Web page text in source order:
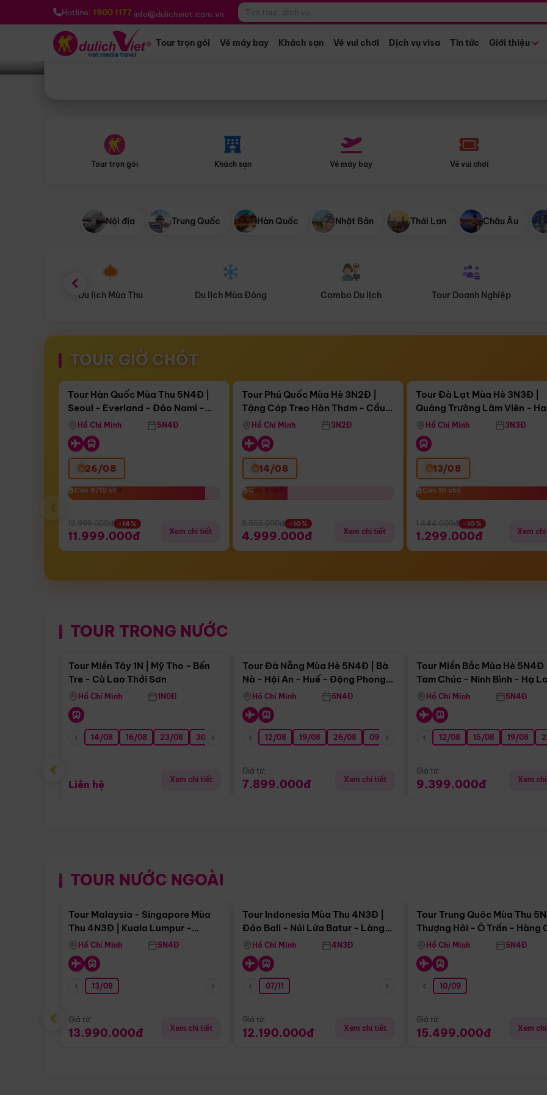
Hotline: 1900 1177 info@dulichviet.com.vn
Tour trọn gói Vé máy bay Khách sạn Vé vui chơi Dịch vụ visa Tin tức Giới thiệu
Bạn muốn đi đâu? *
Tour trọn gói Khách sạn Vé máy bay Vé vui chơi
Nội địa Trung Quốc Hàn Quốc Nhật Bản Thái Lan Châu Âu
Du lịch Mùa Đông Combo Du lịch Tour Doanh Nghiệp Du lịch Hành Hương
TOUR GIỜ CHÓT
Còn17 ngày 16:11:07
Bay Sun Phuquoc Airways
Điểm nổi bật
Tour Hàn Quốc Mùa Thu 5N4Đ |
Seoul - Everland - Đảo Nami -
Tháp Namsan (Bay Sun Phuquoc
Airways)
Hồ Chí Minh 5N4Đ
26/08
Còn 9/10 chỗ
Còn 9/10 chỗ
13.999.000đ -14%
11.999.000đ Xem chi tiết
Còn05 ngày 16:11:07
Tặng Cáp Treo Hòn Thơm
Tour Phú Quốc Mùa Hè 3N2Đ |
Tặng Cáp Treo Hòn Thơm - Cầu
Hôn - Công Viên Nước Aquatopia
Hồ Chí Minh 3N2Đ
14/08
Còn 3 chỗ
Còn 3 chỗ
5.555.000đ -10%
4.999.000đ Xem chi tiết
Còn04 ngày 16:11:07
Tour Đà Lạt Mùa Hè 3N3Đ |
Quảng Trường Lâm Viên -
Hill - Puppy Farm
Hồ Chí Minh 3N3Đ
13/08
Còn 10 chỗ
Còn 10 chỗ
1.444.000đ -10%
1.299.000đ Xem
‹
TOUR TRONG NƯỚC
Điểm nổi bật
Tour Miền Tây 1N | Mỹ Tho - Bến
Tre - Cù Lao Thới Sơn
Hồ Chí Minh 1N0Đ
14/08 16/08 23/08 30/08 06/09 13/09 20/09 27/09
Liên hệ Xem chi tiết
Tour Đà Nẵng Mùa Hè 5N4Đ | Bà
Nà - Hội An - Huế - Động Phong
NhaHồ Chí Minh 5N4Đ
12/08 19/08 26/08 09/09 16/09 23/09 30/09 07/10
Giá từ:
7.899.000đ Xem chi tiết
Tour Miền Bắc Mùa Hè 5N4Đ |
Tam Chúc - Ninh Bình - Hạ
Hồ Chí Minh 5N4Đ
12/08 15/08 19/08
Giá từ:
9.399.000đ Xem
‹
TOUR NƯỚC NGOÀI
Điểm nổi bật
Tour Malaysia - Singapore Mùa
Thu 4N3Đ | Kuala Lumpur -
Malacca - Johor Baru -
Singapore
Hồ Chí Minh 5N4Đ
13/08
Giá từ:
13.990.000đ Xem chi tiết
Tour Indonesia Mùa Thu 4N3Đ |
Đảo Bali - Núi Lửa Batur - Làng
Penglipuran
Hồ Chí Minh 4N3Đ
07/11
Giá từ:
12.190.000đ Xem chi tiết
Tour Trung Quôc Mùa Thu
Thượng Hải - Ô Trấn - Hàng
(Tour Không Shopping)
Hồ Chí Minh 5N4Đ
10/09
Giá từ:
15.499.000đ Xem
‹